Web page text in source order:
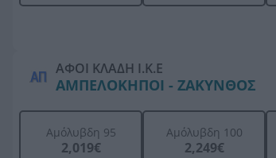
ΑΦΟΙ ΚΛΑΔΗ Ι.Κ.Ε
ΑΜΠΕΛΟΚΗΠΟΙ - ΖΑΚΥΝΘΟΣ
Αμόλυβδη 95
2,019€
Αμόλυβδη 100
2,249€